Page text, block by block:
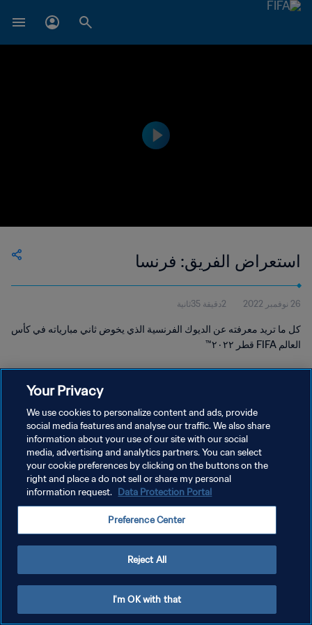
استعراض الفريق: فرنسا
26 نوفمبر 2022 2دقيقة 35ثانية
كل ما تريد معرفته عن الديوك الفرنسية الذي يخوض ثاني مبارياته في كأس
العالم FIFA قطر ٢٠٢٢™
سياسة الخصوصية
شروط الخدمة
إدارة تفضيلات ملفات تعريف الارتباط
Your Privacy
We use cookies to personalize content and ads, provide
social media features and analyse our traffic. We also share
information about your use of our site with our social
media, advertising and analytics partners. You can select
your cookie preferences by clicking on the buttons on the
right and place a do not sell or share my personal
information request. Data Protection Portal
Preference Center
Reject All
I'm OK with that